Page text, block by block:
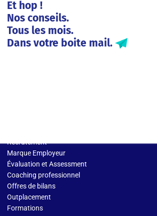
Et hop !
Nos conseils.
Tous les mois.
Dans votre boite mail.
Recrutement
Marque Employeur
Évaluation et Assessment
Coaching professionnel
Offres de bilans
Outplacement
Formations